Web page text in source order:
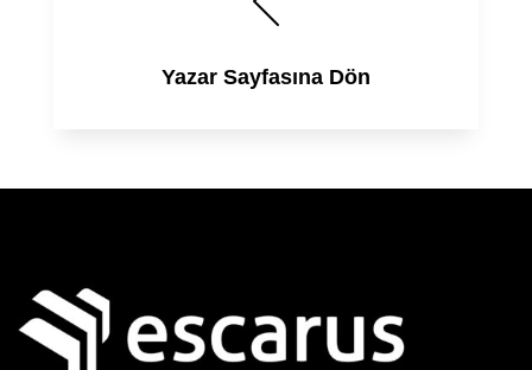
Yazar Sayfasına Dön